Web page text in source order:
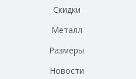
Скидки
Металл
Размеры
Новости